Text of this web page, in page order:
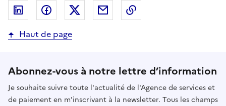
Partager sur LinkedIn
Partager sur Facebook
Partager sur Twitter
Partager par email
Haut de page
Abonnez-vous à notre lettre d’information
Je souhaite suivre toute l'actualité de l'Agence de services et
de paiement en m'inscrivant à la newsletter. Tous les champs